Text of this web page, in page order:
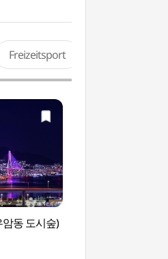
Freizeitsport
동 도시숲)